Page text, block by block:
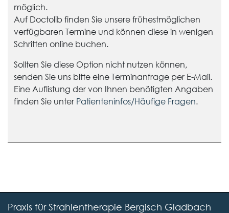
möglich.
Auf Doctolib finden Sie unsere frühestmöglichen
verfügbaren Termine und können diese in wenigen
Schritten online buchen.
Sollten Sie diese Option nicht nutzen können,
senden Sie uns bitte eine Terminanfrage per E-Mail.
Eine Auflistung der von Ihnen benötigten Angaben
finden Sie unter Patienteninfos/Häufige Fragen.
Praxis für Strahlentherapie Bergisch Gladbach